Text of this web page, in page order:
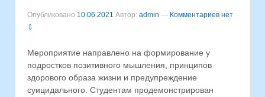
Опубликовано 10.06.2021 Автор: admin — Комментариев нет
⇩
Мероприятие направлено на формирование у
подростков позитивного мышления, принципов
здорового образа жизни и предупреждение
суицидального. Студентам продемонстрирован